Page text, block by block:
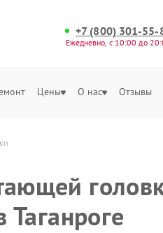
+7 (800) 301-55-
Ежедневно, с 10:00 до
Цены О нас Отзывы
Таганроге